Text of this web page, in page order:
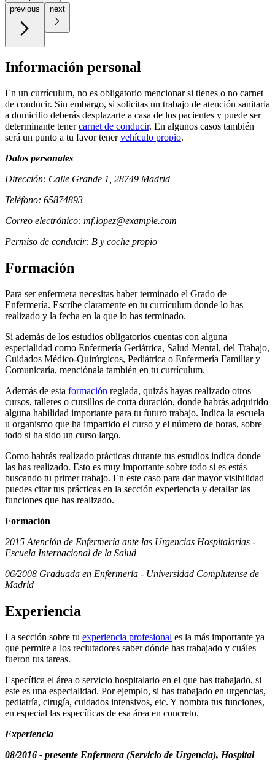
previous
next
Información personal
En un currículum, no es obligatorio mencionar si tienes o no carnet
de conducir. Sin embargo, si solicitas un trabajo de atención sanitaria
a domicilio deberás desplazarte a casa de los pacientes y puede ser
determinante tenercarnet de conducir. En algunos casos también
será un punto a tu favor tenervehículo propio.
Datos personales
Dirección: Calle Grande 1, 28749 Madrid
Teléfono: 65874893
Correo electrónico: mf.lopez@example.com
Permiso de conducir: B y coche propio
Formación
Para ser enfermera necesitas haber terminado el Grado de
Enfermería. Escribe claramente en tu currículum donde lo has
realizado y la fecha en la que lo has terminado.
Si además de los estudios obligatorios cuentas con alguna
especialidad como Enfermería Geriátrica, Salud Mental, del Trabajo,
Cuidados Médico-Quirúrgicos, Pediátrica o Enfermería Familiar y
Comunicaría, menciónala también en tu currículum.
Además de esta formación reglada, quizás hayas realizado otros
cursos, talleres o cursillos de corta duración, donde habrás adquirido
alguna habilidad importante para tu futuro trabajo. Indica la escuela
u organismo que ha impartido el curso y el número de horas, sobre
todo si ha sido un curso largo.
Como habrás realizado prácticas durante tus estudios indica donde
las has realizado. Esto es muy importante sobre todo si es estás
buscando tu primer trabajo. En este caso para dar mayor visibilidad
puedes citar tus prácticas en la sección experiencia y detallar las
funciones que has realizado.
Formación
2015 Atención de Enfermería ante las Urgencias Hospitalarias -
Escuela Internacional de la Salud
06/2008 Graduada en Enfermería - Universidad Complutense de
Madrid
Experiencia
La sección sobre tu experiencia profesional es la más importante ya
que permite a los reclutadores saber dónde has trabajado y cuáles
fueron tus tareas.
Específica el área o servicio hospitalario en el que has trabajado, si
este es una especialidad. Por ejemplo, si has trabajado en urgencias,
pediatría, cirugía, cuidados intensivos, etc. Y nombra tus funciones,
en especial las específicas de esa área en concreto.
Experiencia
08/2016 - presente Enfermera (Servicio de Urgencia), Hospital